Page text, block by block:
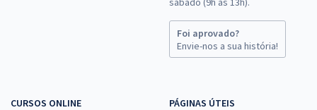
Foi aprovado?
Envie-nos a sua história!
CURSOS ONLINE
PÁGINAS ÚTEIS